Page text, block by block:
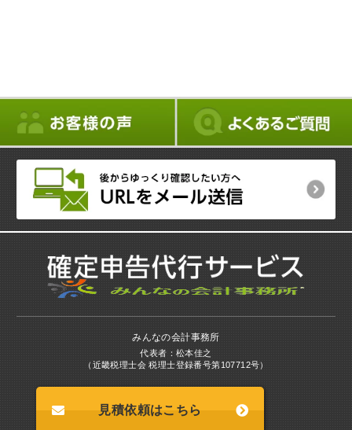
みんなの会計事務所
代表者：松本佳之
（近畿税理士会 税理士登録番号第107712号）
見積依頼はこちら